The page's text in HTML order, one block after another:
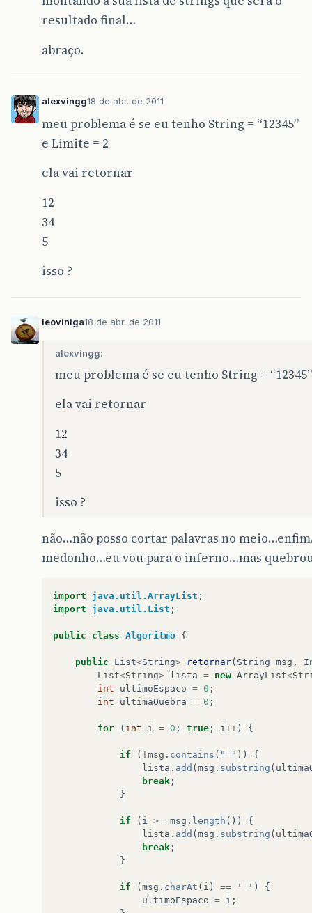
resultado final…
abraço.
alexvingg18 de abr. de 2011
meu problema é se eu tenho String = “12345”
e Limite = 2
ela vai retornar
12
34
5
isso ?
leoviniga18 de abr. de 2011
alexvingg:
meu problema é se eu tenho String =
ela vai retornar
12
34
5
isso ?
não…não posso cortar palavras no
medonho…eu vou para o inferno…mas
import java.util.ArrayList ;
import
java.util.List ;
public class Algoritmo {
public List<String> retornar( String msg ,
List<String> lista = new ArrayList<
int
ultimoEspaco = 0 ;
int
ultimaQuebra = 0 ;
for ( int i = 0 ; true ; i ++) {
if ( ! msg . contains ( " " ))
{
lista . add (msg . substring (
break ;
}
if ( i >= msg . length ())
{
lista . add (msg . substring (
break ;
}
if (msg . charAt ( i ) == ' ' )
{
ultimoEspaco = i ;